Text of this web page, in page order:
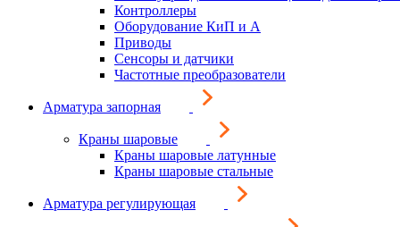
Контроллеры
Оборудование КиП и А
Приводы
Сенсоры и датчики
Частотные преобразователи
Арматура запорная
Краны шаровые
Краны шаровые латунные
Краны шаровые стальные
Арматура регулирующая